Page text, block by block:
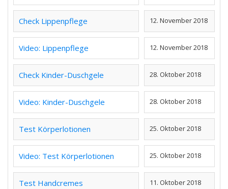
Check Lippenpflege 12. November 2018
Video: Lippenpflege 12. November 2018
Check Kinder-Duschgele 28. Oktober 2018
Video: Kinder-Duschgele 28. Oktober 2018
Test Körperlotionen 25. Oktober 2018
Video: Test Körperlotionen 25. Oktober 2018
Test Handcremes 11. Oktober 2018